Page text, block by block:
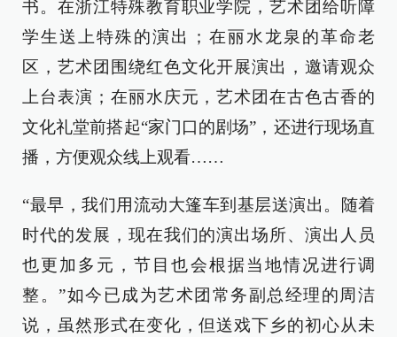
书。在浙江特殊教育职业学院，艺术团给听障
学生送上特殊的演出；在丽水龙泉的革命老
区，艺术团围绕红色文化开展演出，邀请观众
上台表演；在丽水庆元，艺术团在古色古香的
文化礼堂前搭起“家门口的剧场”，还进行现场直
播，方便观众线上观看……
“最早，我们用流动大篷车到基层送演出。随着
时代的发展，现在我们的演出场所、演出人员
也更加多元，节目也会根据当地情况进行调
整。”如今已成为艺术团常务副总经理的周洁
说，虽然形式在变化，但送戏下乡的初心从未